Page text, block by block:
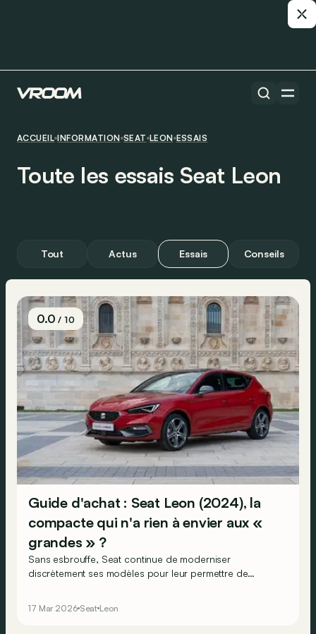
ACCUEIL INFORMATION SEAT LEON ESSAIS
Toute les essais Seat Leon
Tout Actus Essais Conseils
0.0/ 10
Guide d'achat : Seat Leon (2024), la
compacte qui n'a rien à envier aux «
grandes » ?
Sans esbrouffe, Seat continue de moderniser
discrètement ses modèles pour leur permettre de
repassées subtilement par la case « amélioration » en
17 Mar 2026 Seat Leon